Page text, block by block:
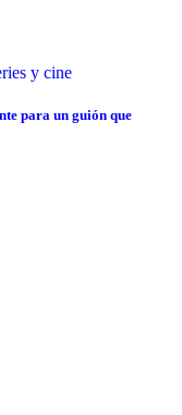
y cine
para un guión que